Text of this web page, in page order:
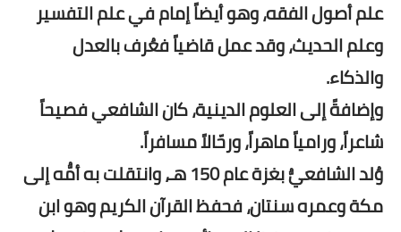
علم أصول الفقه، وهو أيضاً إمام في علم التفسير
وعلم الحديث، وقد عمل قاضياً فعُرف بالعدل
والذكاء.
وإضافةً إلى العلوم الدينية، كان الشافعي فصيحاً
شاعراً، ورامياً ماهراً، ورحّالاً مسافراً.
وُلد الشافعيُّ بغزة عام 150 هـ، وانتقلت به أمُّه إلى
مكة وعمره سنتان، فحفظ القرآن الكريم وهو ابن